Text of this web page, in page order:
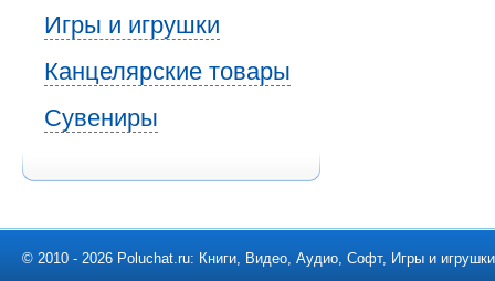
Игры и игрушки
Канцелярские товары
Сувениры
© 2010 - 2026 Poluchat.ru: Книги, Видео, Аудио, Софт, Игры и